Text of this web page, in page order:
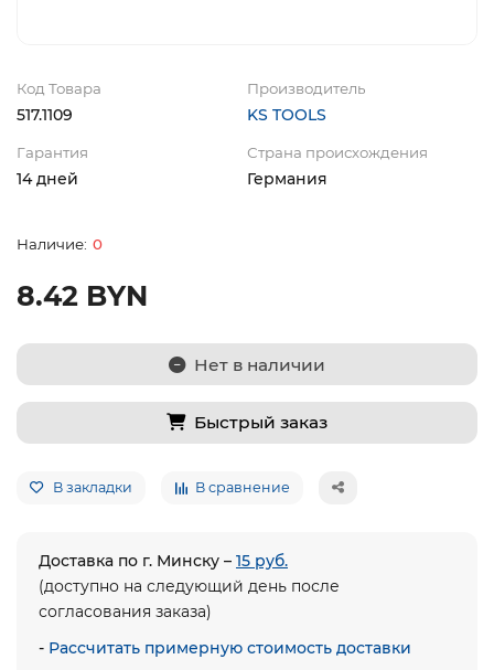
Код Товара
517.1109
Производитель
KS TOOLS
Гарантия
14 дней
Страна происхождения
Германия
0
8.42 BYN
Нет в наличии
Быстрый заказ
В закладки В сравнение
Доставка по г. Минску – 15 руб.
(доступно на следующий день после
согласования заказа)
- Рассчитать примерную стоимость доставки